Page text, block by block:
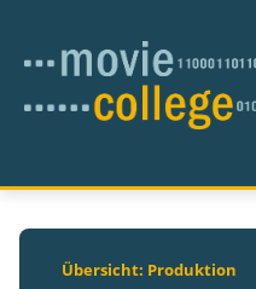
Übersicht: Produktion